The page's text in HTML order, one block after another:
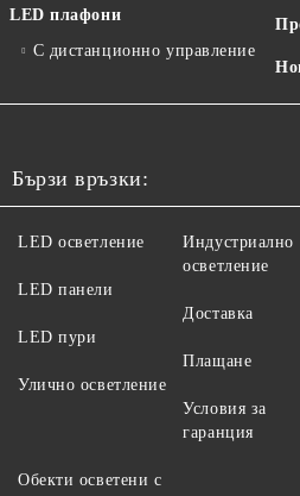
LED плафони
С дистанционно управление
Бързи връзки:
LED осветление
LED панели
LED пури
Улично осветление
Индустриално
осветление
Доставка
Плащане
Условия за
гаранция
Обекти осветени с